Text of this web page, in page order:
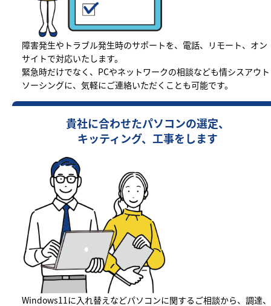
障害発生やトラブル発生時のサポートを、電話、リモート、オン
サイトで対応いたします。
緊急時だけでなく、PCやネットワークの相談なども情シスアウト
ソーシングに、気軽にご連絡いただくことも可能です。
貴社に合わせたパソコンの選定、
キッティング、工事をします
Windows11に入れ替えなどパソコンに関するご相談から、調達、